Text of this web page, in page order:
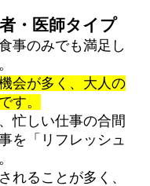
・医師タイプ
事のみでも満足し
会が多く、大人の
す。
忙しい仕事の合間
を「リフレッシュ
れることが多く、